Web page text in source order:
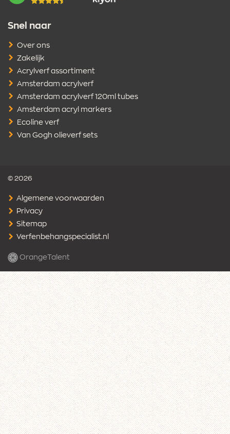
Snel naar
Over ons
Zakelijk
Acrylverf assortiment
Amsterdam acrylverf
Amsterdam acrylverf 120ml tubes
Amsterdam acryl markers
Ecoline verf
Van Gogh olieverf sets
© 2026
Algemene voorwaarden
Privacy
Sitemap
Verfenbehangspecialist.nl
OrangeTalent